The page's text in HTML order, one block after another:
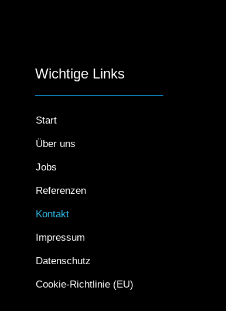
Wichtige Links
Start
Über uns
Jobs
Referenzen
Kontakt
Impressum
Datenschutz
Cookie-Richtlinie (EU)